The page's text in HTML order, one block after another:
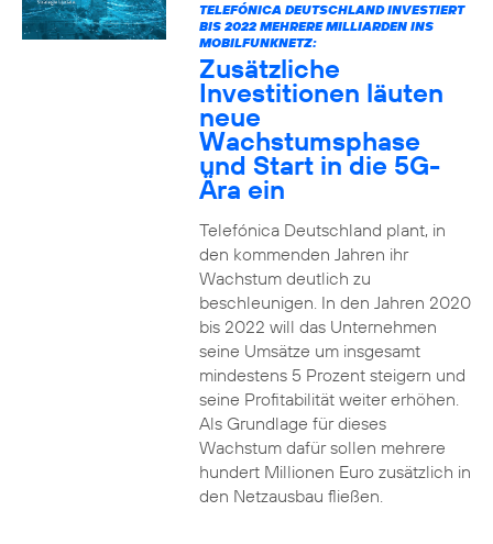
TELEFÓNICA DEUTSCHLAND INVESTIERT
BIS 2022 MEHRERE MILLIARDEN INS
MOBILFUNKNETZ:
Zusätzliche
Investitionen läuten
neue
Wachstumsphase
und Start in die 5G-
Ära ein
Telefónica Deutschland plant, in
den kommenden Jahren ihr
Wachstum deutlich zu
beschleunigen. In den Jahren 2020
bis 2022 will das Unternehmen
seine Umsätze um insgesamt
mindestens 5 Prozent steigern und
seine Profitabilität weiter erhöhen.
Als Grundlage für dieses
Wachstum dafür sollen mehrere
hundert Millionen Euro zusätzlich in
den Netzausbau fließen.